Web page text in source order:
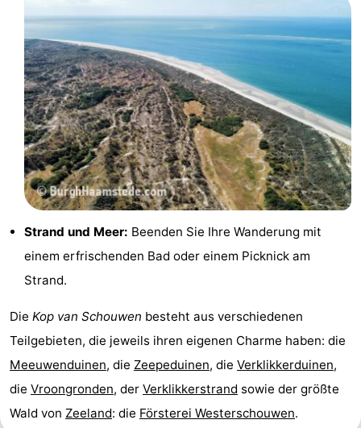
Hof
van
Haamstede
Zimmer
(mit
Frühstück)
Lastminutes
Strand
Sehen
Denkmäler
Mühlen
Aussichtspunkte
Attraktionen
Strand und Meer: Beenden Sie Ihre Wanderung mit
einem erfrischenden Bad oder einem Picknick am
Strand.
Die Kop van Schouwen besteht aus verschiedenen
Teilgebieten, die jeweils ihren eigenen Charme haben: die
Meeuwenduinen, die Zeepeduinen, die Verklikkerduinen,
die Vroongronden, der Verklikkerstrand sowie der größte
Wald von Zeeland: die Försterei Westerschouwen.